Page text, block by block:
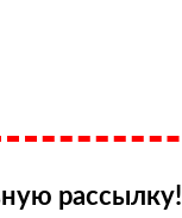
рассылку!